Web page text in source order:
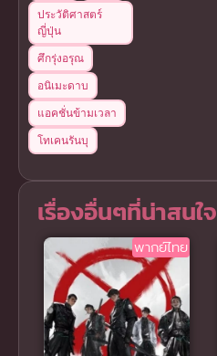
ประวัติศาสตร์
ญี่ปุ่น
ศึกรุ่งอรุณ
อนิเมะดาบ
แอคชั่นข้ามเวลา
โทเคนรันบุ
เรื่องอื่นๆที่น่าสนใจ
พากย์ไทย